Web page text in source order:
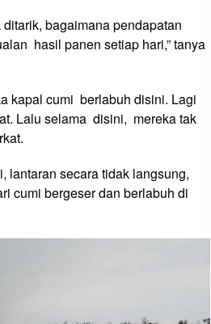
bagaimana pendapatan
hasil panen setiap hari,” tanya
kapal cumi berlabuh disini. Lagi
Lalu selama disini, mereka tak
lantaran secara tidak langsung,
cumi bergeser dan berlabuh di